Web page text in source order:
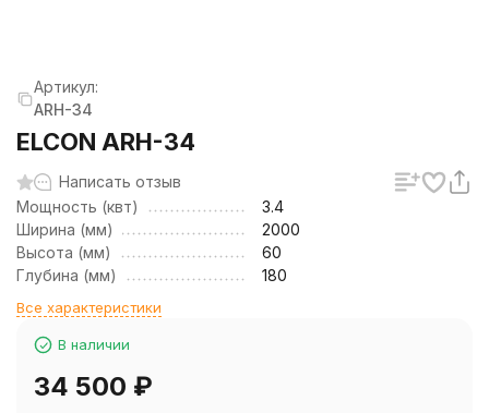
Артикул:
ARH-34
ELCON ARH-34
Написать отзыв
Мощность (квт)
3.4
Ширина (мм)
2000
Высота (мм)
60
Глубина (мм)
180
Все характеристики
В наличии
34 500 ₽